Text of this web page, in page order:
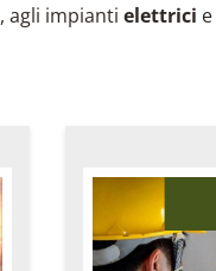
, agli impianti elettrici e